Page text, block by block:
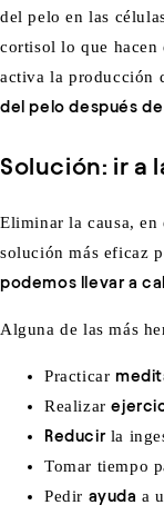
del pelo en las
cortisol lo que hacen
activa la producción
del pelo después
Solución: ir a
Eliminar la causa, en
solución más eficaz
podemos llevar a
Alguna de las más
Practicar
Realizar
Reducirla
Tomar tiempo
Pedir ayuda a